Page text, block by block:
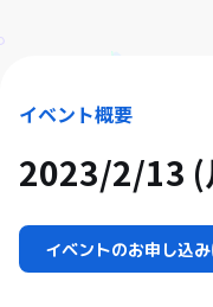
イベント概要
2023/2/13 (
イベントのお申し込